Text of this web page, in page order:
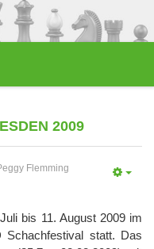
2009
Flemming
bis 11. August 2009 im
statt. Das